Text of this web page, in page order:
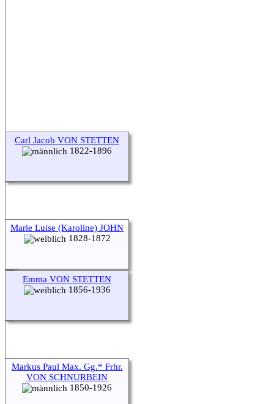
Carl Jacob VON STETTEN
1822-1896
Marie Luise (Karoline) JOHN
1828-1872
Emma VON STETTEN
1856-1936
Markus Paul Max. Gg.* Frhr.
VON SCHNURBEIN
1850-1926